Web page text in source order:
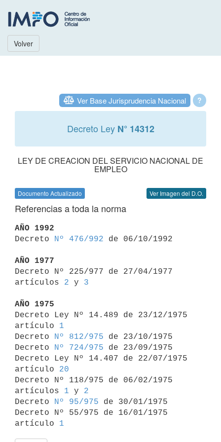
Volver
?
Ver Base Jurisprudencia Nacional
Decreto Ley N° 14312
LEY DE CREACION DEL SERVICIO NACIONAL DE
EMPLEO
Documento Actualizado Ver Imagen del D.O.
Referencias a toda la norma
AÑO 1992
Decreto
Nº 476/992 de 06/10/1992
AÑO 1977
Decreto Nº 225/977 de 27/04/1977
artículos 2 y 3
AÑO 1975
Decreto Ley Nº 14.489 de 23/12/1975
artículo 1
Decreto
Nº 812/975 de 23/10/1975
Decreto
Nº 724/975 de 23/09/1975
Decreto Ley Nº 14.407 de 22/07/1975
artículo 20
Decreto Nº 118/975 de 06/02/1975
artículos 1 y 2
Decreto
Nº 95/975 de 30/01/1975
Decreto Nº 55/975 de 16/01/1975
artículo 1